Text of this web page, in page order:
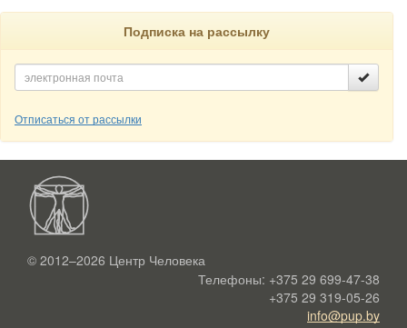
Подписка на рассылку
Отписаться от рассылки
© 2012–2026 Центр Человека
Телефоны: +375 29 699-47-38
+375 29 319-05-26
info@pup.by